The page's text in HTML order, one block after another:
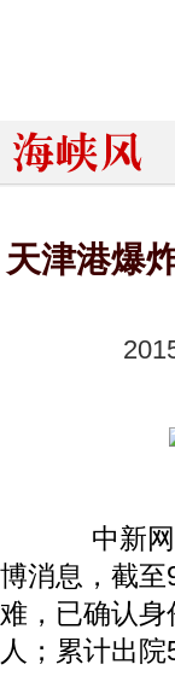
天津港爆
中新网9
博消息，截
难，已确认
人；累计出院